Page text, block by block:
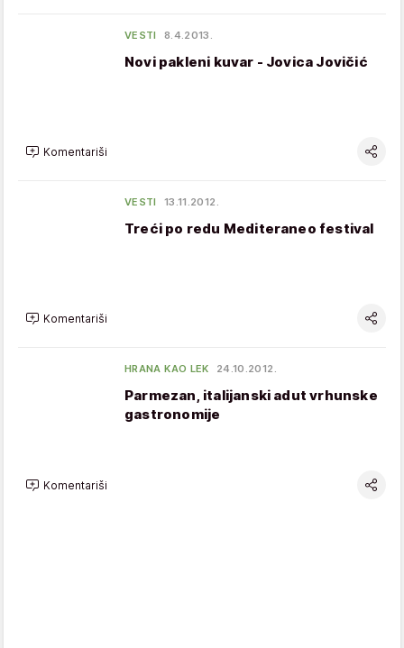
VESTI 8.4.2013.
Novi pakleni kuvar - Jovica Jovičić
Komentariši
VESTI 13.11.2012.
Treći po redu Mediteraneo festival
Komentariši
HRANA KAO LEK 24.10.2012.
Parmezan, italijanski adut vrhunske
gastronomije
Komentariši